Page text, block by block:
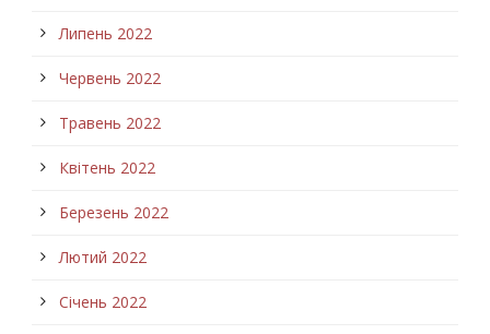
Липень 2022
Червень 2022
Травень 2022
Квітень 2022
Березень 2022
Лютий 2022
Січень 2022